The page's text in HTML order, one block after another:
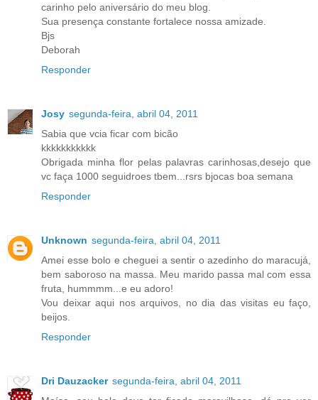
carinho pelo aniversário do meu blog.
Sua presença constante fortalece nossa amizade.
Bjs
Deborah
Responder
Josy segunda-feira, abril 04, 2011
Sabia que vcia ficar com bicão
kkkkkkkkkkk
Obrigada minha flor pelas palavras carinhosas,desejo que
vc faça 1000 seguidroes tbem...rsrs bjocas boa semana
Responder
Unknown segunda-feira, abril 04, 2011
Amei esse bolo e cheguei a sentir o azedinho do maracujá,
bem saboroso na massa. Meu marido passa mal com essa
fruta, hummmm...e eu adoro!
Vou deixar aqui nos arquivos, no dia das visitas eu faço,
beijos.
Responder
Dri Dauzacker segunda-feira, abril 04, 2011